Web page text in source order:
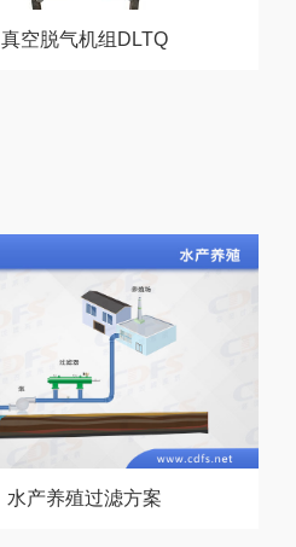
真空脱气机组DLTQ
水产养殖过滤方案